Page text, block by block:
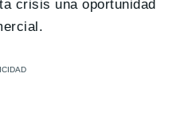
crisis una oportunidad